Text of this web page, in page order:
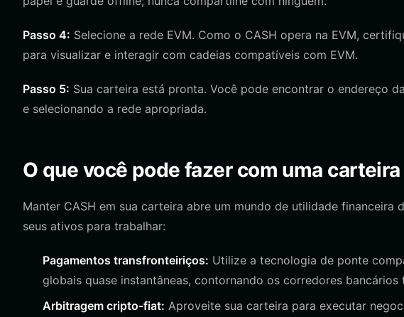
Passo 4: Selecione a rede EVM. Como o CASH opera na EVM,
para visualizar e interagir com cadeias compatíveis com EVM.
Passo 5: Sua carteira está pronta. Você pode encontrar o endereço
e selecionando a rede apropriada.
O que você pode fazer com uma carteira
Manter CASH em sua carteira abre um mundo de utilidade
seus ativos para trabalhar:
Pagamentos transfronteiriços: Utilize a tecnologia de ponte
globais quase instantâneas, contornando os corredores bancários
Arbitragem cripto-fiat: Aproveite sua carteira para executar